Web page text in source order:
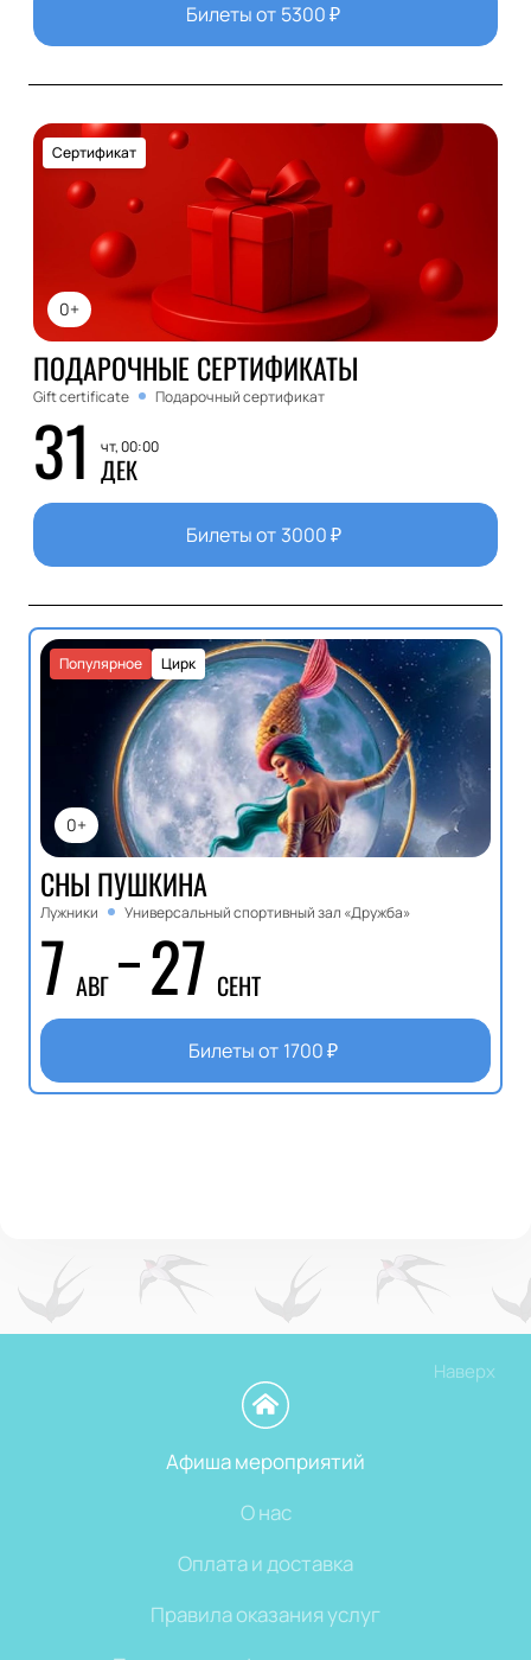
Билеты от 5300₽
0+
Сертификат
ПОДАРОЧНЫЕ СЕРТИФИКАТЫ
Gift certificate Подарочный сертификат
31 чт, 00:00
ДЕК
Билеты от 3000₽
0+
Цирк
Популярное
СНЫ ПУШКИНА
Лужники Универсальный спортивный зал «Дружба»
7 АВГ 27 СЕНТ
Билеты от 1700₽
Наверх
Афиша мероприятий
О нас
Оплата и доставка
Правила оказания услуг